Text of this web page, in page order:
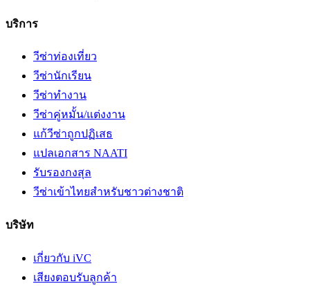
บริการ
วีซ่าท่องเที่ยว
วีซ่านักเรียน
วีซ่าทำงาน
วีซ่าคู่หมั้น/แต่งงาน
แก้วีซ่าถูกปฏิเสธ
แปลเอกสาร NAATI
รับรองกงสุล
วีซ่าเข้าไทยสำหรับชาวต่างชาติ
บริษัท
เกี่ยวกับ iVC
เสียงตอบรับลูกค้า